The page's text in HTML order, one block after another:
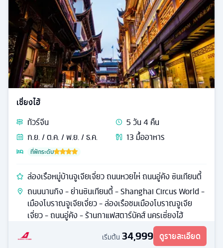
เซี่ยงไฮ้
ทัวร์จีน 5วัน4 คืน
ก.ย. / ต.ค. / พ.ย. / ธ.ค.
13 มื้ออาหาร
ที่พักระดับ
ล่องเรือหมู่บ้านจูเจียเจี่ยว ถนนหวยไห่ ถนนอู่คัง ซินเทียนตี้
ถนนนานกิง - ย่านซินเทียนตี้ - Shanghai Circus World -
เมืองโบราณจูเจียเจี่ยว - ล่องเรือชมเมืองโบราณจูเจีย
เจี่ยว - ถนนอู่คัง - ร้านกาแฟสตาร์บัคส์ นครเซี่ยงไฮ้
เริ่มต้น 34,999 ดูรายละเอียด